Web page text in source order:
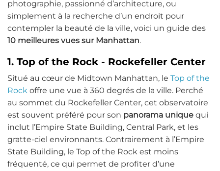
photographie, passionné d’architecture, ou
simplement à la recherche d’un endroit pour
contempler la beauté de la ville, voici un guide des
10 meilleures vues sur Manhattan.
1. Top of the Rock - Rockefeller Center
Situé au cœur de Midtown Manhattan, le Top of the
Rock offre une vue à 360 degrés de la ville. Perché
au sommet du Rockefeller Center, cet observatoire
est souvent préféré pour son panorama unique qui
inclut l’Empire State Building, Central Park, et les
gratte-ciel environnants. Contrairement à l’Empire
State Building, le Top of the Rock est moins
fréquenté, ce qui permet de profiter d’une